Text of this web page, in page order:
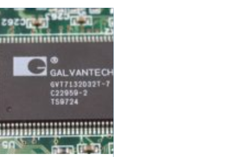
Aalborg er der flere
værksteder at vælge
imellem, og det kan være
svært at gennemskue,
hvem der faktisk leverer